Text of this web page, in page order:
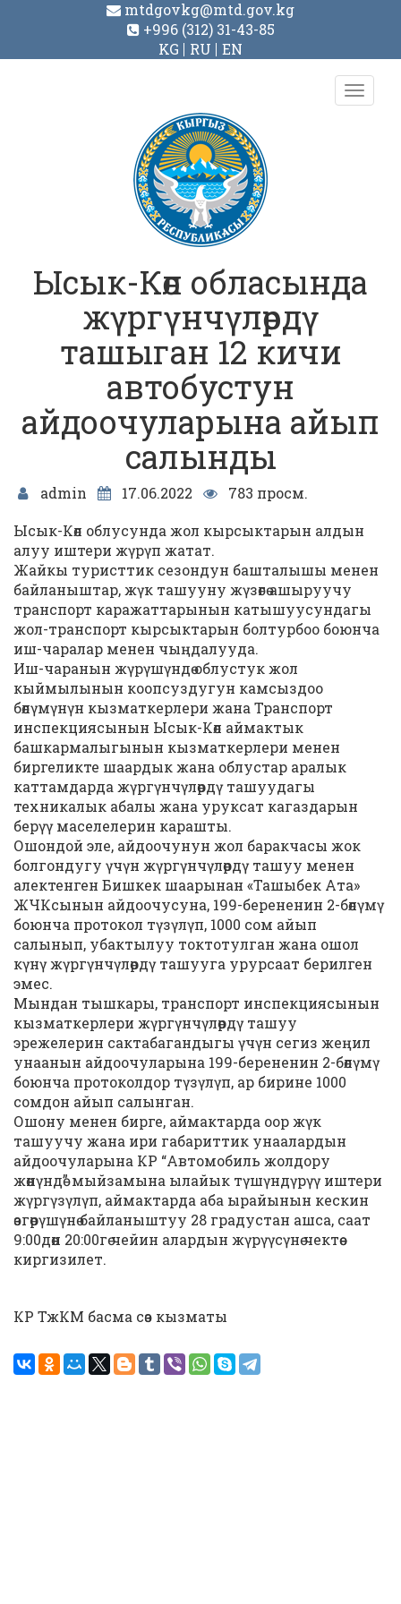
mtdgovkg@mtd.gov.kg
+996 (312) 31-43-85
KG
RU EN
Toggle
Ысык-Көл обласында
жүргүнчүлөрдү
ташыган 12 кичи
автобустун
айдоочуларына айып
салынды
admin 17.06.2022
783 просм.
Ысык-Көл облусунда жол кырсыктарын алдын
алуу иштери жүрүп жатат.
Жайкы туристтик сезондун башталышы менен
байланыштар, жүк ташууну жүзөгө ашыруучу
транспорт каражаттарынын катышуусундагы
жол-транспорт кырсыктарын болтурбоо боюнча
иш-чаралар менен чыңдалууда.
Иш-чаранын жүрүшүндө облустук жол
кыймылынын коопсуздугун камсыздоо
бөлүмүнүн кызматкерлери жана Транспорт
инспекциясынын Ысык-Көл аймактык
башкармалыгынын кызматкерлери менен
биргеликте шаардык жана облустар аралык
каттамдарда жүргүнчүлөрдү ташуудагы
техникалык абалы жана уруксат кагаздарын
берүү маселелерин карашты.
Ошондой эле, айдоочунун жол баракчасы жок
болгондугу үчүн жүргүнчүлөрдү ташуу менен
алектенген Бишкек шаарынан «Ташыбек Ата»
ЖЧКсынын айдоочусуна, 199-берененин 2-бөлүмү
боюнча протокол түзүлүп, 1000 сом айып
салынып, убактылуу токтотулган жана ошол
күнү жүргүнчүлөрдү ташууга урурсаат берилген
эмес.
Мындан тышкары, транспорт инспекциясынын
кызматкерлери жүргүнчүлөрдү ташуу
эрежелерин сактабагандыгы үчүн сегиз жеңил
унаанын айдоочуларына 199-берененин 2-бөлүмү
боюнча протоколдор түзүлүп, ар бирине 1000
сомдон айып салынган.
Ошону менен бирге, аймактарда оор жүк
ташуучу жана ири габариттик унаалардын
айдоочуларына КР “Автомобиль жолдору
жөнүндө” мыйзамына ылайык түшүндүрүү иштери
жүргүзүлүп, аймактарда аба ырайынын кескин
өзгөрүшүнө байланыштуу 28 градустан ашса, саат
9:00дөн 20:00гө чейин алардын жүрүүсүнө чектөө
киргизилет.
КР ТжКМ басма сөз кызматы